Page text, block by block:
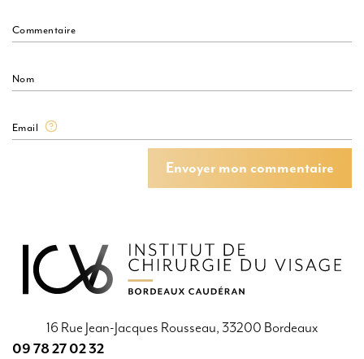
Commentaire
Nom
Email
Envoyer mon commentaire
Envoyer mon commentaire
16 Rue Jean-Jacques Rousseau, 33200 Bordeaux
09 78 27 02 32